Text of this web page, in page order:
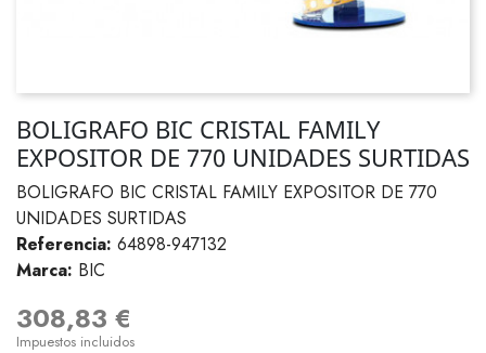
BOLIGRAFO BIC CRISTAL FAMILY
EXPOSITOR DE 770 UNIDADES SURTIDAS
BOLIGRAFO BIC CRISTAL FAMILY EXPOSITOR DE 770
UNIDADES SURTIDAS
Referencia: 64898-947132
Marca: BIC
308,83 €
Impuestos incluidos